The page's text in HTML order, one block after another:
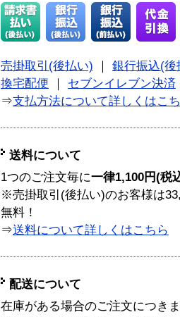
売掛取引(後払い)
銀行振込(後
換宅配便
セブンイレブン決済
⇒支払方法について詳しくはこ
送料について
1つのご注文毎に一律1,100円(税
※売掛取引(後払い)のお客様は
無料！
⇒送料について詳しくはこちら
配送について
在庫がある場合のご注文につき